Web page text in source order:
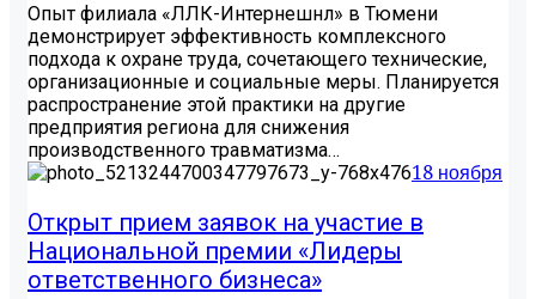
Опыт филиала «ЛЛК-Интернешнл» в Тюмени
демонстрирует эффективность комплексного
подхода к охране труда, сочетающего технические,
организационные и социальные меры. Планируется
распространение этой практики на другие
предприятия региона для снижения
производственного травматизма…
18 ноября
Открыт прием заявок на участие в
Национальной премии «Лидеры
ответственного бизнеса»